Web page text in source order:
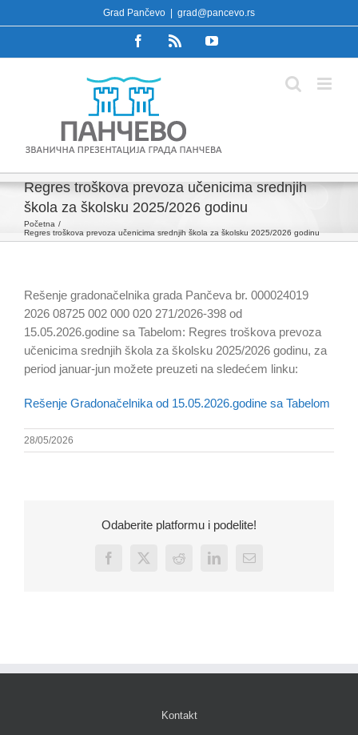
to
Grad Pančevo grad@pancevo.rs
FacebookRss YouTube
Regres troškova prevoza učenicima srednjih
škola za školsku 2025/2026 godinu
Početna
Regres troškova prevoza učenicima srednjih škola za školsku 2025/2026 godinu
Rešenje gradonačelnika grada Pančeva br. 000024019
2026 08725 002 000 020 271/2026-398 od
15.05.2026.godine sa Tabelom: Regres troškova prevoza
učenicima srednjih škola za školsku 2025/2026 godinu, za
period januar-jun možete preuzeti na sledećem linku:
Rešenje Gradonačelnika od 15.05.2026.godine sa Tabelom
28/05/2026
Odaberite platformu i podelite!
Facebook
X Reddit LinkedInEmail
Kontakt